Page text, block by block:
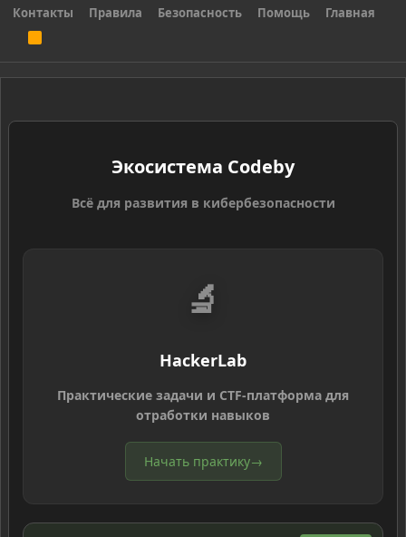
Контакты
Правила Безопасность Помощь Главная
S
Экосистема Codeby
Всё для развития в кибербезопасности
🔬
HackerLab
Практические задачи и CTF-платформа для
отработки навыков
Начать практику→